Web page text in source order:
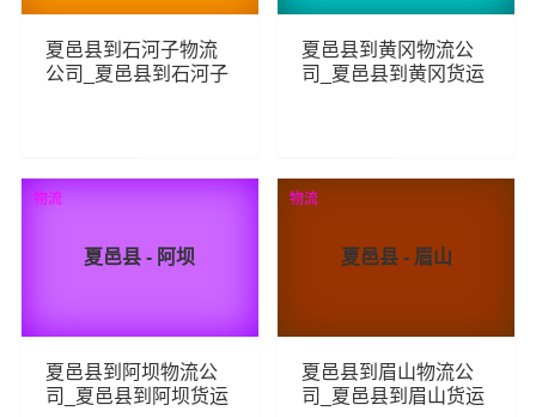
夏邑县到石河子物流
公司_夏邑县到石河子
75 查看详细
夏邑县到黄冈物流公
司_夏邑县到黄冈货运
86 查看详细
夏邑县 - 阿坝
夏邑县到阿坝物流公
司_夏邑县到阿坝货运
物流
夏邑县 - 眉山
夏邑县到眉山物流公
司_夏邑县到眉山货运
物流